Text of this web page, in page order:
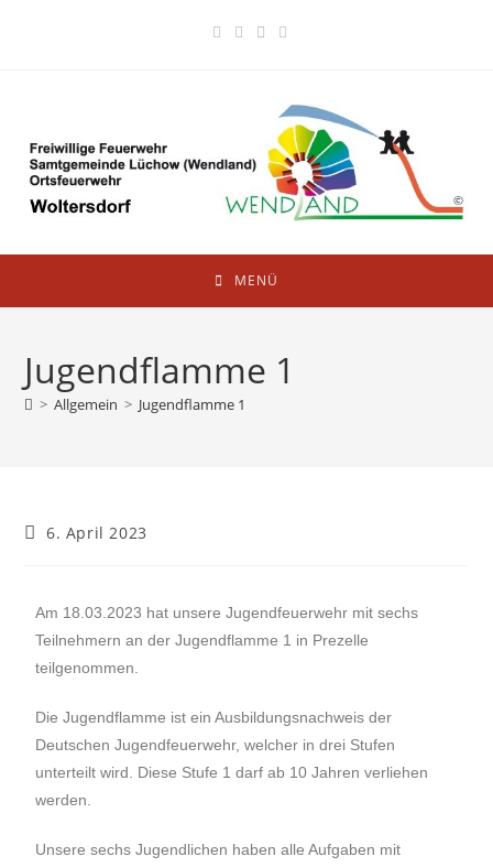
MENÜ
Jugendflamme 1
> Allgemein > Jugendflamme 1
6. April 2023
Am 18.03.2023 hat unsere Jugendfeuerwehr mit sechs
Teilnehmern an der Jugendflamme 1 in Prezelle
teilgenommen.
Die Jugendflamme ist ein Ausbildungsnachweis der
Deutschen Jugendfeuerwehr, welcher in drei Stufen
unterteilt wird. Diese Stufe 1 darf ab 10 Jahren verliehen
werden.
Unsere sechs Jugendlichen haben alle Aufgaben mit